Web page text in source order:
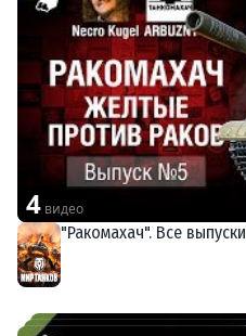
4 видео
"Ракомахач". Все выпуски